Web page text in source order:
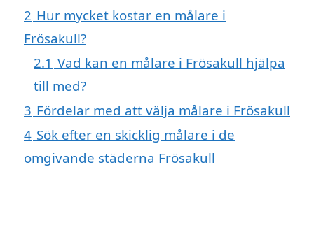
2 Hur mycket kostar en målare i
Frösakull?
2.1 Vad kan en målare i Frösakull hjälpa
till med?
3 Fördelar med att välja målare i Frösakull
4 Sök efter en skicklig målare i de
omgivande städerna Frösakull